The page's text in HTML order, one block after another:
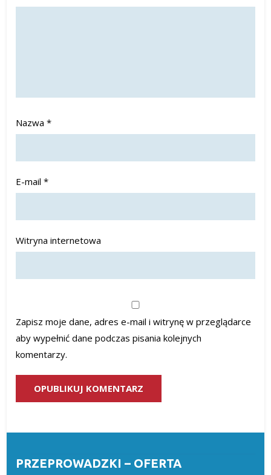
Nazwa*
E-mail*
Witryna internetowa
Zapisz moje dane, adres e-mail i witrynę w przeglądarce
aby wypełnić dane podczas pisania kolejnych
komentarzy.
PRZEPROWADZKI – OFERTA